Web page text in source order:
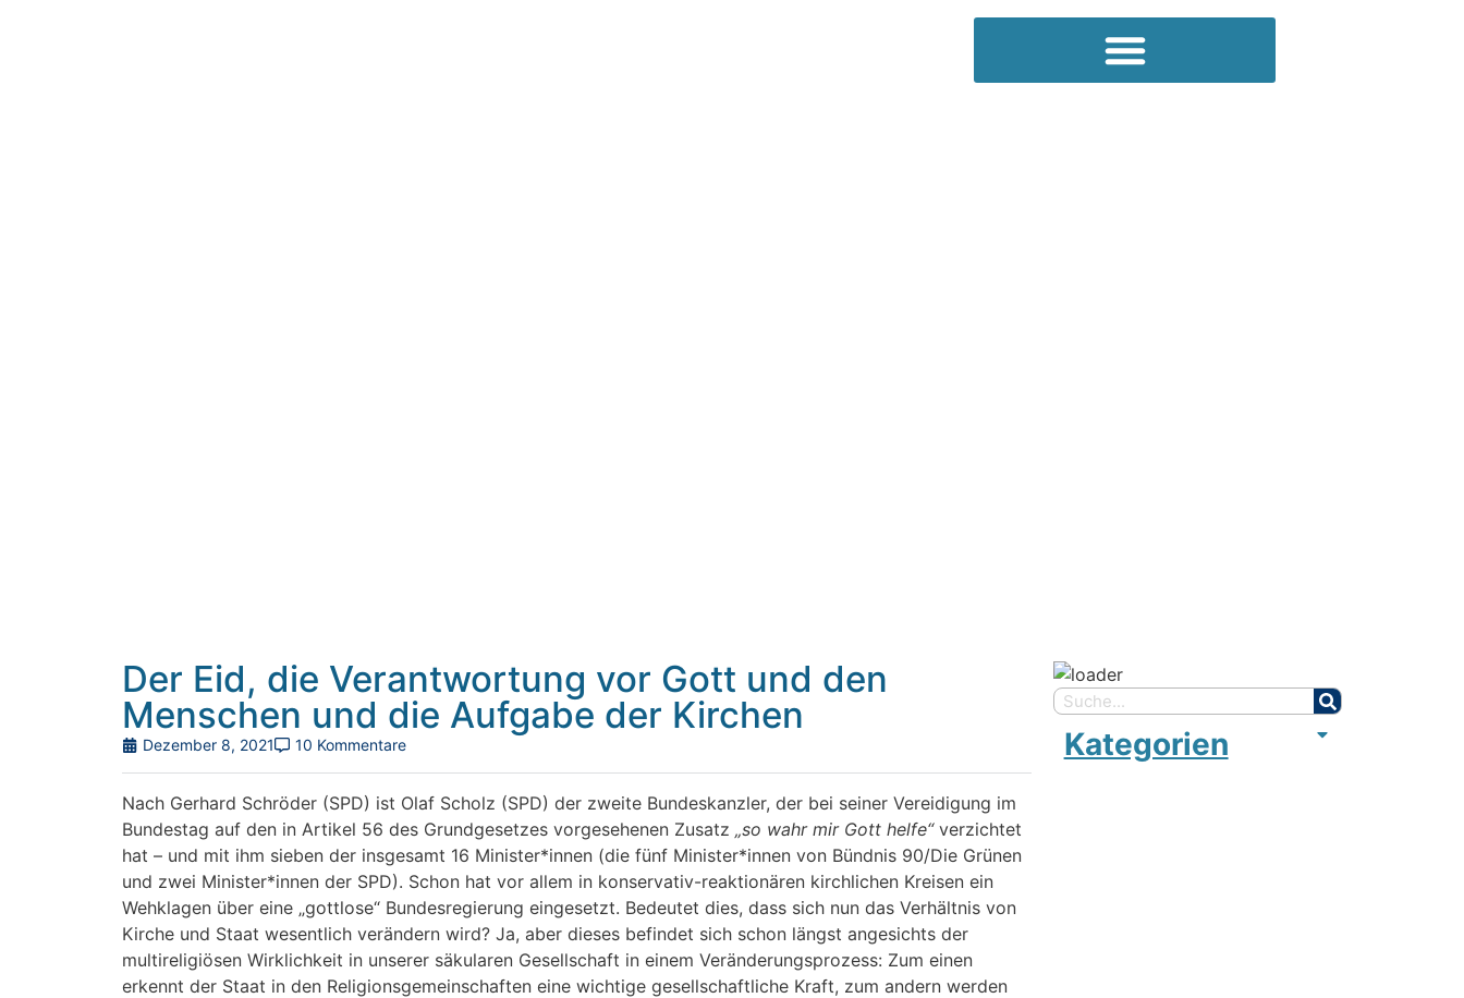
Der Eid, die Verantwortung vor Gott und den
Menschen und die Aufgabe der Kirchen
Dezember 8, 2021 10 Kommentare
Nach Gerhard Schröder (SPD) ist Olaf Scholz (SPD) der zweite Bundeskanzler, der bei seiner Vereidigung im
Bundestag auf den in Artikel 56 des Grundgesetzes vorgesehenen Zusatz „so wahr mir Gott helfe“verzichtet
hat – und mit ihm sieben der insgesamt 16 Minister*innen (die fünf Minister*innen von Bündnis 90/Die Grünen
und zwei Minister*innen der SPD). Schon hat vor allem in konservativ-reaktionären kirchlichen Kreisen ein
Wehklagen über eine „gottlose“ Bundesregierung eingesetzt. Bedeutet dies, dass sich nun das Verhältnis von
Kirche und Staat wesentlich verändern wird? Ja, aber dieses befindet sich schon längst angesichts der
multireligiösen Wirklichkeit in unserer säkularen Gesellschaft in einem Veränderungsprozess: Zum einen
erkennt der Staat in den Religionsgemeinschaften eine wichtige gesellschaftliche Kraft, zum andern werden
Kategorien